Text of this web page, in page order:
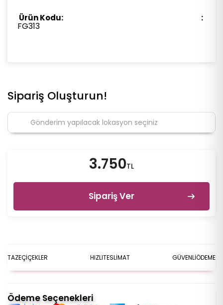
Ürün Kodu:
FG313
Sipariş Oluşturun!
3.750TL
Sipariş Ver
TAZEÇİÇEKLER HIZLITESLİMAT GÜVENLİÖDEME
Ödeme Seçenekleri